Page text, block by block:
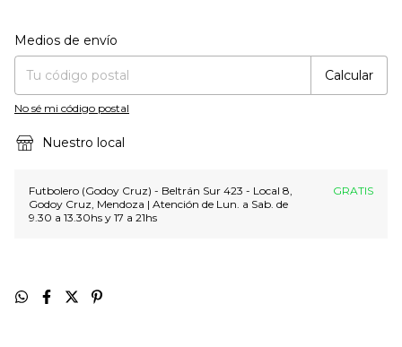
Entregas para el CP:
Medios de envío
Calcular
No sé mi código postal
Nuestro local
Futbolero (Godoy Cruz) - Beltrán Sur 423 - Local 8,
Godoy Cruz, Mendoza | Atención de Lun. a Sab. de
9.30 a 13.30hs y 17 a 21hs
GRATIS